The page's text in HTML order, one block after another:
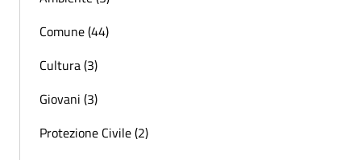
Comune (44)
Cultura (3)
Giovani (3)
Protezione Civile (2)